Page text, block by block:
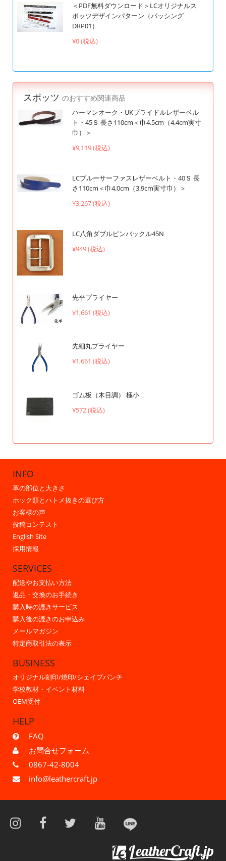
＜PDF無料ダウンロード＞LCオリジナルス
ポッツデザインパターン（パッシング
DRP01）
¥0 (税込)
スポッツ のおすすめ関連商品
ハーマンオーク・UKブライドルレザーベル
ト・45Ｓ 長さ110cm＜巾4.5cm（4.4cm実寸
巾）＞
¥9,119 (税込)
LCブルーサーファスレザーベルト・40Ｓ 長
さ110cm＜巾4.0cm（3.9cm実寸巾）＞
¥3,267 (税込)
LC八角ダブルピンバックル45N
¥949 (税込)
先平プライヤー
¥1,661 (税込)
先細丸プライヤー
¥1,661 (税込)
ゴム板（木目調） 極小
¥572 (税込)
INFO
革の部位と大きさ
ホック類とハトメ抜きの選び方
お客様の声
投稿コンテスト
English Site
採用情報
SERVICES
配送やお支払い方法
返品・交換のお手続き
購入時の漉きサービス
購入後の漉きのお申込み
メールマガジン
特定商取引法の表示
BUSINESS
オリジナル刻印/焼印/シェイプパンチ
学校教材・イベント材料
OEM受付
HELP
FAQ
お問合せフォーム
0867-42-8004
info@leathercraft.jp